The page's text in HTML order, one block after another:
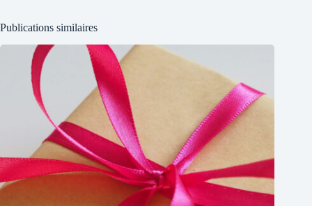
Publications similaires